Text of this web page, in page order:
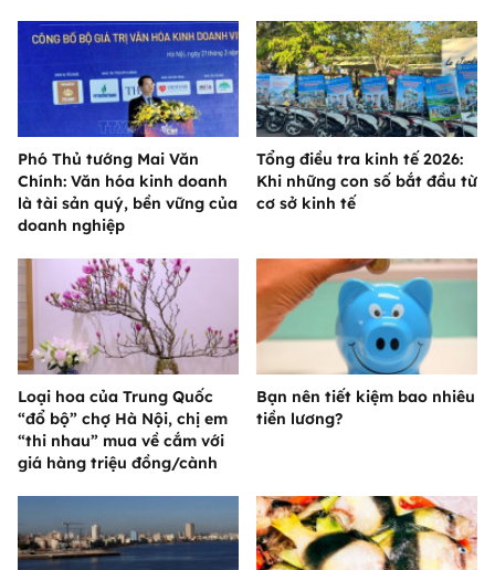
Phó Thủ tướng Mai Văn
Chính: Văn hóa kinh doanh
là tài sản quý, bền vững của
doanh nghiệp
Tổng điều tra kinh tế 2026:
Khi những con số bắt đầu từ
cơ sở kinh tế
Loại hoa của Trung Quốc
“đổ bộ” chợ Hà Nội, chị em
“thi nhau” mua về cắm với
giá hàng triệu đồng/cành
Bạn nên tiết kiệm bao nhiêu
tiền lương?